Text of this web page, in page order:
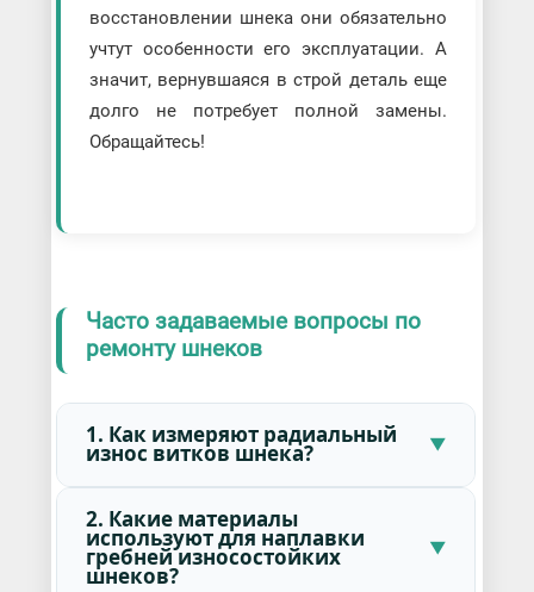
восстановлении шнека они обязательно
учтут особенности его эксплуатации. А
значит, вернувшаяся в строй деталь еще
долго не потребует полной замены.
Обращайтесь!
Часто задаваемые вопросы по
ремонту шнеков
1. Как измеряют радиальный
износ витков шнека?
2. Какие материалы
используют для наплавки
гребней износостойких
шнеков?